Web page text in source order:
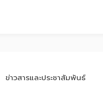
ข่าวสารและประชาสัมพันธ์